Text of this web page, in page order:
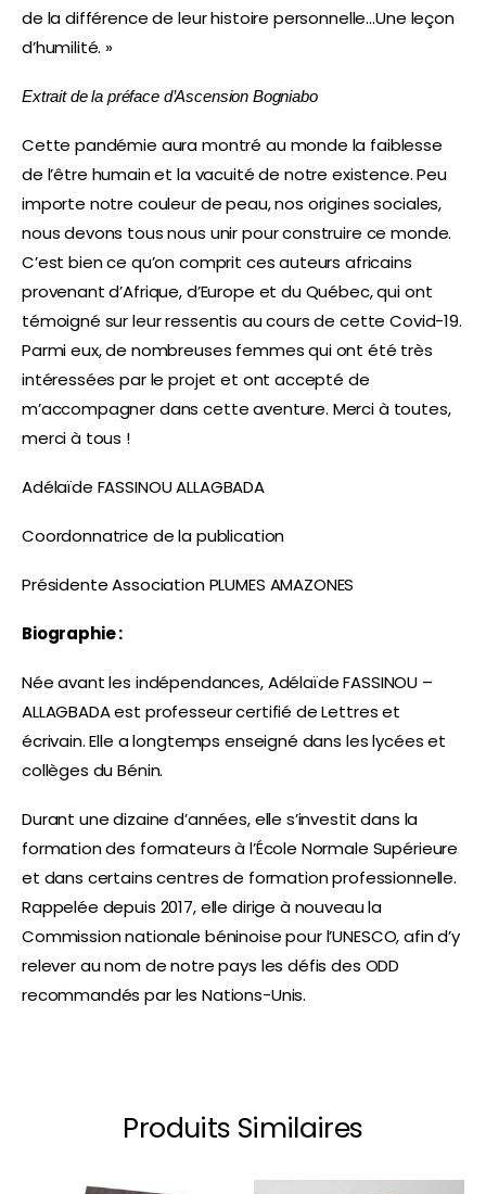
de la différence de leur histoire personnelle…Une leçon
d’humilité. »
Extrait de la préface d’Ascension Bogniabo
Cette pandémie aura montré au monde la faiblesse
de l’être humain et la vacuité de notre existence. Peu
importe notre couleur de peau, nos origines sociales,
nous devons tous nous unir pour construire ce monde.
C’est bien ce qu’on comprit ces auteurs africains
provenant d’Afrique, d’Europe et du Québec, qui ont
témoigné sur leur ressentis au cours de cette Covid-19.
Parmi eux, de nombreuses femmes qui ont été très
intéressées par le projet et ont accepté de
m’accompagner dans cette aventure. Merci à toutes,
merci à tous !
Adélaïde FASSINOU ALLAGBADA
Coordonnatrice de la publication
Présidente Association PLUMES AMAZONES
Biographie :
Née avant les indépendances, Adélaïde FASSINOU –
ALLAGBADA est professeur certifié de Lettres et
écrivain. Elle a longtemps enseigné dans les lycées et
collèges du Bénin.
Durant une dizaine d’années, elle s’investit dans la
formation des formateurs à l’École Normale Supérieure
et dans certains centres de formation professionnelle.
Rappelée depuis 2017, elle dirige à nouveau la
Commission nationale béninoise pour l’UNESCO, afin d’y
relever au nom de notre pays les défis des ODD
recommandés par les Nations-Unis.
Produits Similaires